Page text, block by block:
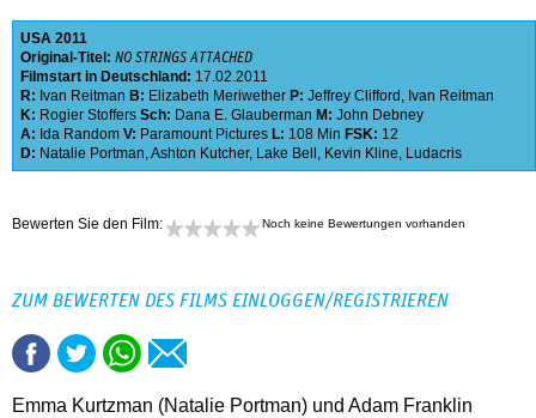
USA 2011
Original-Titel: NO STRINGS ATTACHED
Filmstart in Deutschland: 17.02.2011
R: Ivan Reitman B: Elizabeth Meriwether P: Jeffrey Clifford , Ivan Reitman
K: Rogier Stoffers Sch: Dana E. Glauberman M: John Debney
A: Ida Random V: Paramount Pictures L: 108 Min FSK: 12
D: Natalie Portman,Ashton Kutcher, Lake Bell , Kevin Kline, Ludacris
Bewerten Sie den Film: Noch keine Bewertungen vorhanden
ZUM BEWERTEN DES FILMS EINLOGGEN/REGISTRIEREN
Emma Kurtzman (Natalie Portman) und Adam Franklin